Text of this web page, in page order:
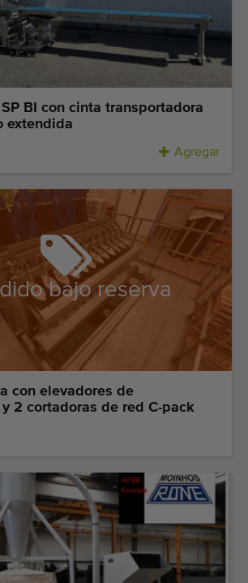
BI con cinta transportadora
extendida
Agregar
bajo reserva
con elevadores de
2 cortadoras de red C-pack